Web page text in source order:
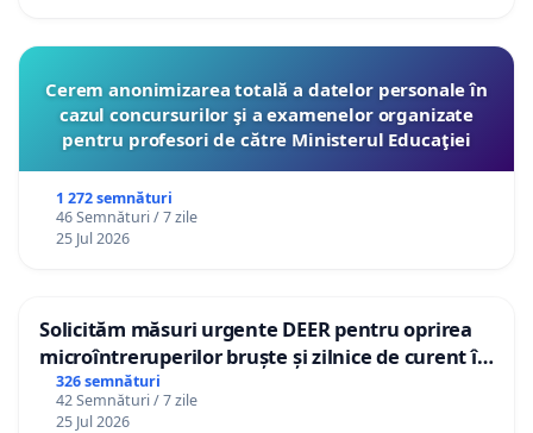
Cerem anonimizarea totală a datelor personale în
cazul concursurilor şi a examenelor organizate
pentru profesori de către Ministerul Educaţiei
1 272 semnături
46 Semnături / 7 zile
25 Jul 2026
Solicităm măsuri urgente DEER pentru oprirea
microîntreruperilor bruște și zilnice de curent în
Sâncraiu de Mureș și Nazna
326 semnături
42 Semnături / 7 zile
25 Jul 2026